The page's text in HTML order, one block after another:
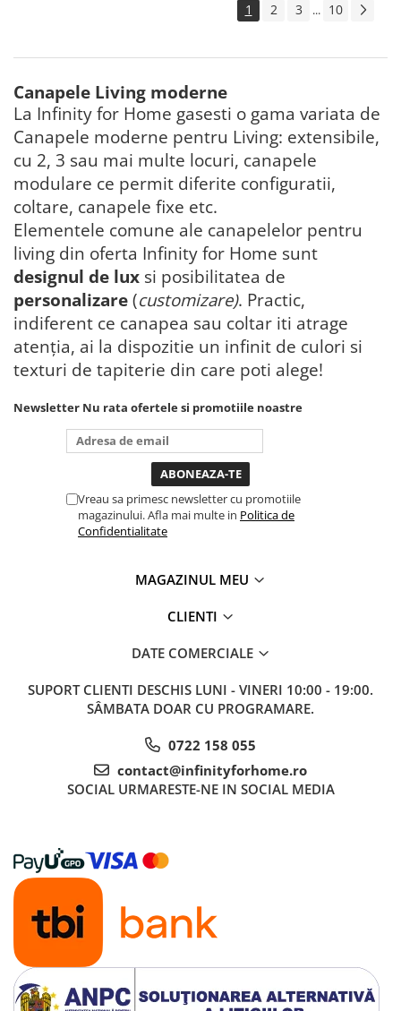
1 2 3 ... 10
Canapele Living moderne
La Infinity for Home gasesti o gama variata de
Canapele moderne pentru Living: extensibile,
cu 2, 3 sau mai multe locuri, canapele
modulare ce permit diferite configuratii,
coltare, canapele fixe etc.
Elementele comune ale canapelelor pentru
living din oferta Infinity for Home sunt
designul de lux si posibilitatea de
personalizare (customizare). Practic,
indiferent ce canapea sau coltar iti atrage
atenția, ai la dispozitie un infinit de culori si
texturi de tapiterie din care poti alege!
Newsletter Nu rata ofertele si promotiile noastre
Vreau sa primesc newsletter cu promotiile
magazinului. Afla mai multe in Politica de
Confidentialitate
MAGAZINUL MEU
CLIENTI
DATE COMERCIALE
SUPORT CLIENTI DESCHIS LUNI - VINERI 10:00 - 19:00.
SÂMBATA DOAR CU PROGRAMARE.
0722 158 055
contact@infinityforhome.ro
SOCIAL URMARESTE-NE IN SOCIAL MEDIA